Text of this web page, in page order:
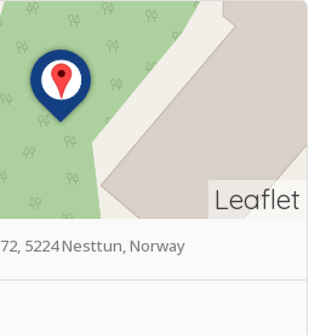
Leaflet
5224 Nesttun, Norway